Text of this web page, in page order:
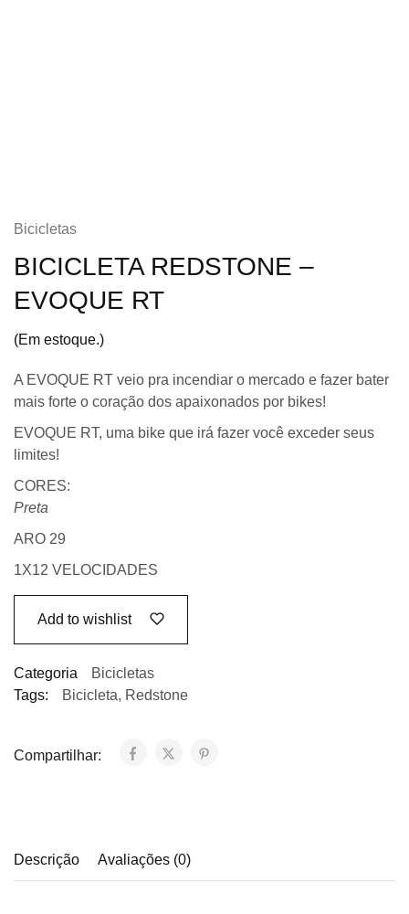
Bicicletas
BICICLETA REDSTONE –
EVOQUE RT
(Em estoque.)
A EVOQUE RT veio pra incendiar o mercado e fazer bater
mais forte o coração dos apaixonados por bikes!
EVOQUE RT, uma bike que irá fazer você exceder seus
limites!
CORES:
Preta
ARO 29
1X12 VELOCIDADES
Add to wishlist
Categoria
Bicicletas
Tags:
Bicicleta, Redstone
Compartilhar:
Descrição Avaliações (0)